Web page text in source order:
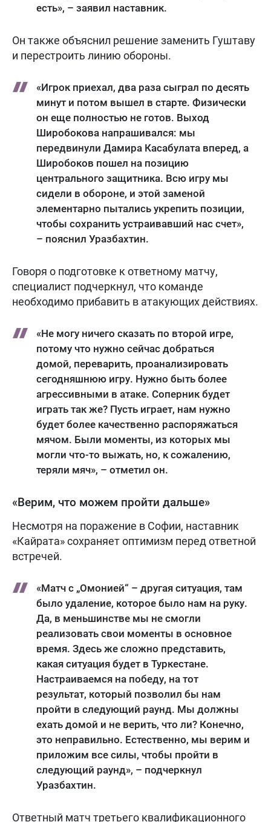
есть», – заявил наставник.
Он также объяснил решение заменить Гуштаву
и перестроить линию обороны.
«Игрок приехал, два раза сыграл по десять
минут и потом вышел в старте. Физически
он еще полностью не готов. Выход
Широбокова напрашивался: мы
передвинули Дамира Касабулата вперед, а
Широбоков пошел на позицию
центрального защитника. Всю игру мы
сидели в обороне, и этой заменой
элементарно пытались укрепить позиции,
чтобы сохранить устраивавший нас счет»,
– пояснил Уразбахтин.
Говоря о подготовке к ответному матчу,
специалист подчеркнул, что команде
необходимо прибавить в атакующих действиях.
«Не могу ничего сказать по второй игре,
потому что нужно сейчас добраться
домой, переварить, проанализировать
сегодняшнюю игру. Нужно быть более
агрессивными в атаке. Соперник будет
играть так же? Пусть играет, нам нужно
будет более качественно распоряжаться
мячом. Были моменты, из которых мы
могли что-то выжать, но, к сожалению,
теряли мяч», – отметил он.
«Верим, что можем пройти дальше»
Несмотря на поражение в Софии, наставник
«Кайрата» сохраняет оптимизм перед ответной
встречей.
«Матч с „Омонией“ – другая ситуация, там
было удаление, которое было нам на руку.
Да, в меньшинстве мы не смогли
реализовать свои моменты в основное
время. Здесь же сложно представить,
какая ситуация будет в Туркестане.
Настраиваемся на победу, на тот
результат, который позволил бы нам
пройти в следующий раунд. Мы должны
ехать домой и не верить, что ли? Конечно,
это неправильно. Естественно, мы верим и
приложим все силы, чтобы пройти в
следующий раунд», – подчеркнул
Уразбахтин.
Ответный матч третьего квалификационного